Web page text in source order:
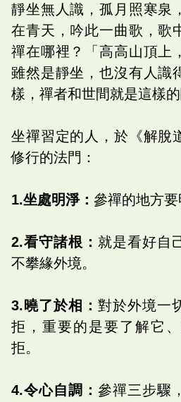
靜坐無人識，孤月照寒泉
在青天，吟此一曲歌，歌
禪在哪裡？「高高山頂上
雖然是靜坐，也沒有人識
樣，禪者和世間就是這樣的
坐禪習定的人，於《解脫
修行的法門：
1.坐處明淨： 參禪的地方要
2.看守諸根： 就是看好自
不攀緣外境。
3.曉了於相： 對於外境一
拒，重要的是要了解它
拒。
4.令心自調： 參禪三步驟